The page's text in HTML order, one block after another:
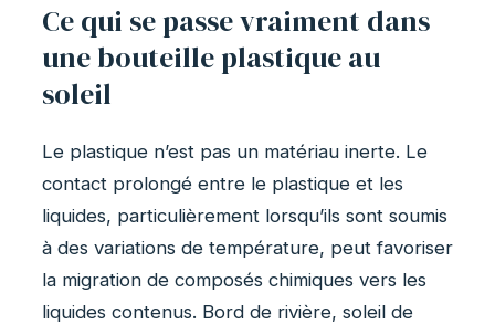
Ce qui se passe vraiment dans
une bouteille plastique au
soleil
Le plastique n’est pas un matériau inerte. Le
contact prolongé entre le plastique et les
liquides, particulièrement lorsqu’ils sont soumis
à des variations de température, peut favoriser
la migration de composés chimiques vers les
liquides contenus. Bord de rivière, soleil de